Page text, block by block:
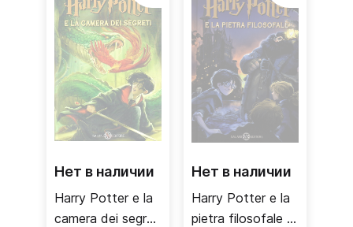
Нет в наличии
Harry Potter e la
camera dei segreti
Нет в наличии
Harry Potter e la
pietra filosofale /